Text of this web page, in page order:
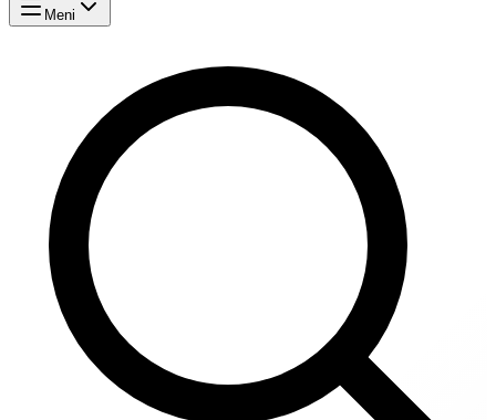
Meni